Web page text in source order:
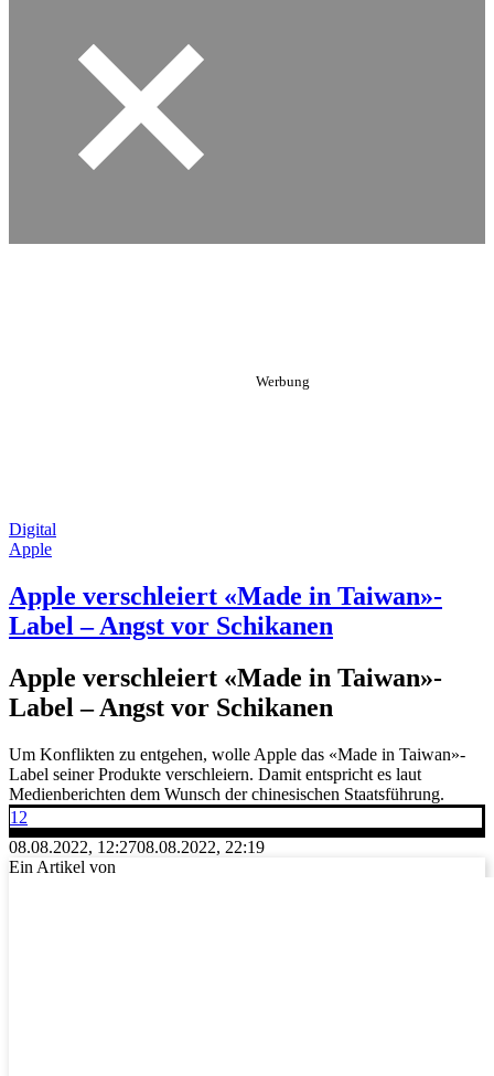
Digital
Apple
Apple verschleiert «Made in Taiwan»-
Label – Angst vor Schikanen
Apple verschleiert «Made in Taiwan»-
Label – Angst vor Schikanen
Um Konflikten zu entgehen, wolle Apple das «Made in Taiwan»-
Label seiner Produkte verschleiern. Damit entspricht es laut
Medienberichten dem Wunsch der chinesischen Staatsführung.
12
08.08.2022, 12:2708.08.2022, 22:19
Ein Artikel von